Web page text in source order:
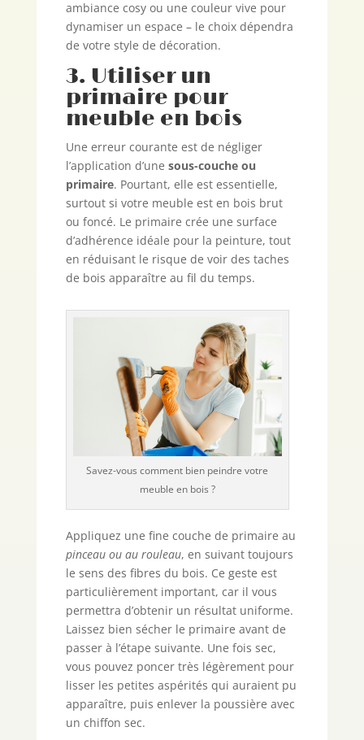
ambiance cosy ou une couleur vive pour
dynamiser un espace – le choix dépendra
de votre style de décoration.
3. Utiliser un
primaire pour
meuble en bois
Une erreur courante est de négliger
l’application d’une sous-couche ou
primaire. Pourtant, elle est essentielle,
surtout si votre meuble est en bois brut
ou foncé. Le primaire crée une surface
d’adhérence idéale pour la peinture, tout
en réduisant le risque de voir des taches
de bois apparaître au fil du temps.
Savez-vous comment bien peindre votre
meuble en bois ?
Appliquez une fine couche de primaire au
pinceau ou au rouleau, en suivant toujours
le sens des fibres du bois. Ce geste est
particulièrement important, car il vous
permettra d’obtenir un résultat uniforme.
Laissez bien sécher le primaire avant de
passer à l’étape suivante. Une fois sec,
vous pouvez poncer très légèrement pour
lisser les petites aspérités qui auraient pu
apparaître, puis enlever la poussière avec
un chiffon sec.